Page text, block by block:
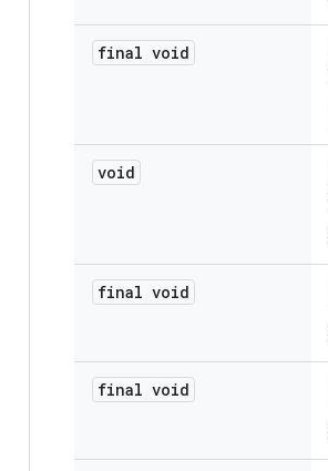
final void
void
final void
final void